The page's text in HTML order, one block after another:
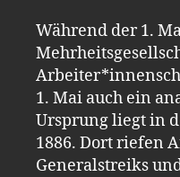
Während der 1.
1. Mai auch ein
Ursprung liegt in
1886. Dort riefen
Generalstreiks